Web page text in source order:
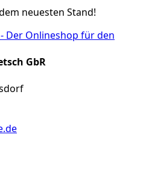
werden
mehrere
Varianten
auf.
Die
können
Produktseite
gewählt
neuesten Stand!
GbR